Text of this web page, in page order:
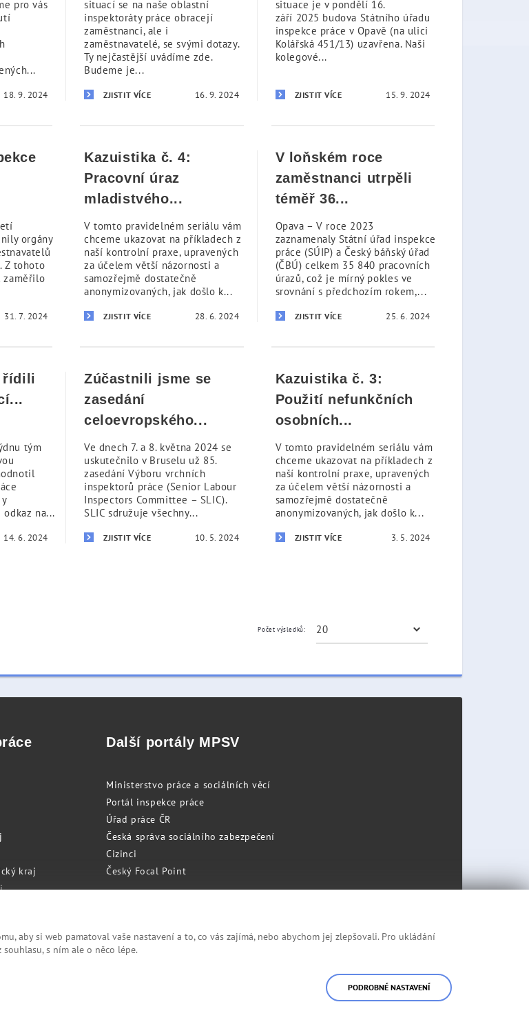
pro vás
18. 9. 2024
situací se na naše oblastní
inspektoráty práce obracejí
zaměstnanci, ale i
zaměstnavatelé, se svými dotazy.
Ty nejčastější uvádíme zde.
Budeme je...
ZJISTIT VÍCE 16. 9. 2024
situace je v pondělí 16.
září 2025 budova Státního úřadu
inspekce práce v Opavě (na ulici
Kolářská 451/13) uzavřena. Naši
kolegové...
ZJISTIT VÍCE 15. 9. 2024
orgány
Z tohoto
zaměřilo
31. 7. 2024
Kazuistika č. 4:
Pracovní úraz
mladistvého...
V tomto pravidelném seriálu vám
chceme ukazovat na příkladech z
naší kontrolní praxe, upravených
za účelem větší názornosti a
samozřejmě dostatečně
anonymizovaných, jak došlo k...
ZJISTIT VÍCE 28. 6. 2024
V loňském roce
zaměstnanci utrpěli
téměř 36...
Opava – V roce 2023
zaznamenaly Státní úřad inspekce
práce (SÚIP) a Český báňský úřad
(ČBÚ) celkem 35 840 pracovních
úrazů, což je mírný pokles ve
srovnání s předchozím rokem,...
ZJISTIT VÍCE 25. 6. 2024
řídili
tým
odkaz na...
14. 6. 2024
Zúčastnili jsme se
zasedání
celoevropského...
Ve dnech 7. a 8. května 2024 se
uskutečnilo v Bruselu už 85.
zasedání Výboru vrchních
inspektorů práce (Senior Labour
Inspectors Committee – SLIC).
SLIC sdružuje všechny...
ZJISTIT VÍCE 10. 5. 2024
Kazuistika č. 3:
Použití nefunkčních
osobních...
V tomto pravidelném seriálu vám
chceme ukazovat na příkladech z
naší kontrolní praxe, upravených
za účelem větší názornosti a
samozřejmě dostatečně
anonymizovaných, jak došlo k...
ZJISTIT VÍCE 3. 5. 2024
Počet výsledků:
kraj
kraj
Další portály MPSV
Ministerstvo práce a sociálních věcí
Portál inspekce práce
Úřad práce ČR
Česká správa sociálního zabezpečení
Cizinci
Český Focal Point
aby si web pamatoval vaše nastavení a to, co vás zajímá, nebo abychom jej zlepšovali. Pro ukládání
s ním ale o něco lépe.
PODROBNÉ NASTAVENÍ